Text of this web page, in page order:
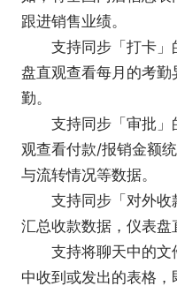
跟进销售业绩。
支持同步「打卡」
盘直观查看每月的考
勤。
支持同步「审批」
观查看付款/报销金额
与流转情况等数据。
支持同步「对外收
汇总收款数据，仪表盘
支持将聊天中的文
中收到或发出的表格